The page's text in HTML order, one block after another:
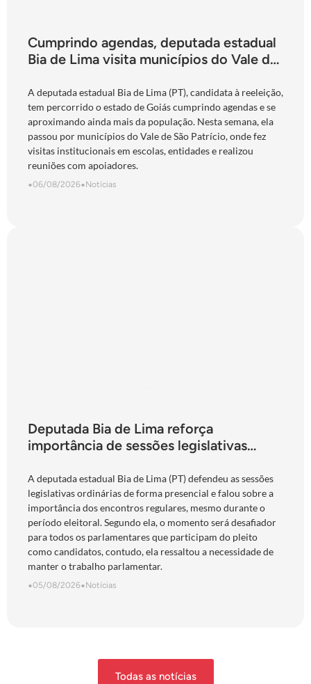
Cumprindo agendas, deputada estadual
Bia de Lima visita municípios do Vale do
A deputada estadual Bia de Lima (PT), candidata à reeleição,
tem percorrido o estado de Goiás cumprindo agendas e se
aproximando ainda mais da população. Nesta semana, ela
passou por municípios do Vale de São Patrício, onde fez
visitas institucionais em escolas, entidades e realizou
reuniões com apoiadores.
•06/08/2026•Notícias
Deputada Bia de Lima reforça
importância de sessões legislativas
“obrigação com o povo de Goiás”
A deputada estadual Bia de Lima (PT) defendeu as sessões
legislativas ordinárias de forma presencial e falou sobre a
importância dos encontros regulares, mesmo durante o
período eleitoral. Segundo ela, o momento será desafiador
para todos os parlamentares que participam do pleito
como candidatos, contudo, ela ressaltou a necessidade de
manter o trabalho parlamentar.
•05/08/2026•Notícias
Todas as notícias